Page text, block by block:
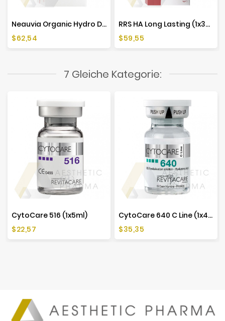
Neauvia Organic Hydro Deluxe (2x2,5ml)
Preis
$62,54
RRS HA Long Lasting (1x3ml)
Preis
$59,55
7 Gleiche Kategorie:
CytoCare 516 (1x5ml)
Preis
$22,57
CytoCare 640 C Line (1x4ml)
Preis
$35,35